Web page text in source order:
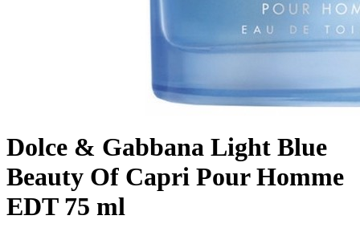
Dolce & Gabbana Light Blue
Beauty Of Capri Pour Homme
EDT 75 ml